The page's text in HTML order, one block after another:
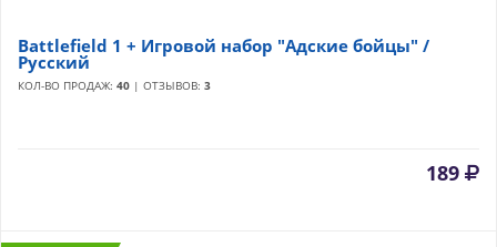
Battlefield 1 + Игровой набор "Адские бойцы" /
Русский
КОЛ-ВО ПРОДАЖ: 40 | ОТЗЫВОВ: 3
189